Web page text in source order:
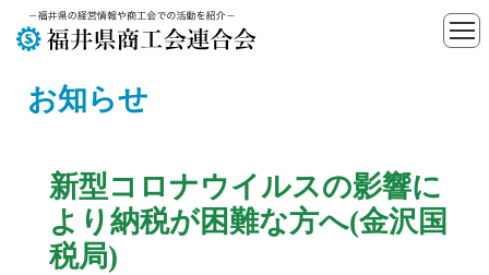
お知らせ
新型コロナウイルスの影響に
より納税が困難な方へ(金沢国
税局)